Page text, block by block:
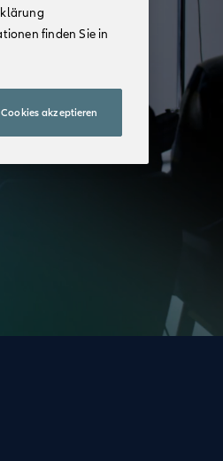
finden Sie in
akzeptieren